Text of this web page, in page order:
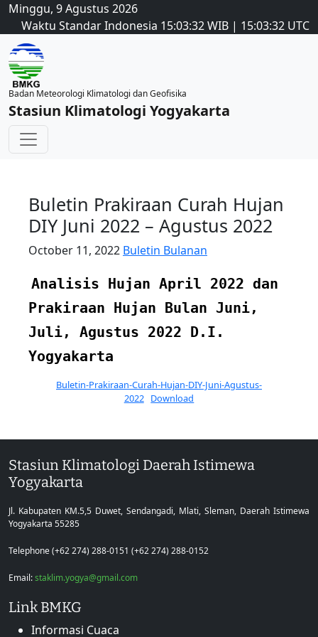
Minggu, 9 Agustus 2026
Waktu Standar Indonesia 15:03:32WIB | 15:03:32 UTC
Badan Meteorologi Klimatologi dan Geofisika
Stasiun Klimatologi Yogyakarta
Buletin Prakiraan Curah Hujan
DIY Juni 2022 – Agustus 2022
October 11, 2022 Buletin Bulanan
Analisis Hujan April 2022 dan
Prakiraan Hujan Bulan Juni,
Juli, Agustus 2022 D.I.
Yogyakarta
Buletin-Prakiraan-Curah-Hujan-DIY-Juni-Agustus-
2022 Download
Stasiun Klimatologi Daerah Istimewa
Yogyakarta
Jl. Kabupaten KM.5,5 Duwet, Sendangadi, Mlati, Sleman, Daerah Istimewa
Yogyakarta 55285
Telephone (+62 274) 288-0151 (+62 274) 288-0152
Email:staklim.yogya@gmail.com
Link BMKG
Informasi Cuaca